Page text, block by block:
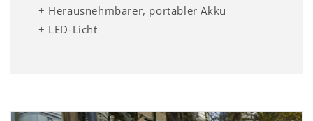
+ Herausnehmbarer, portabler Akku
+ LED-Licht